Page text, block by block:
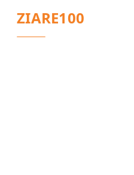
conținut
ZIARE100